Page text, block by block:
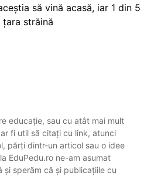
să vină acasă, iar 1 din 5
străină
educație, sau cu atât mai mult
fi util să citați cu link, atunci
părți dintr-un articol sau o idee
EduPedu.ro ne-am asumat
și sperăm că și publicațiile cu